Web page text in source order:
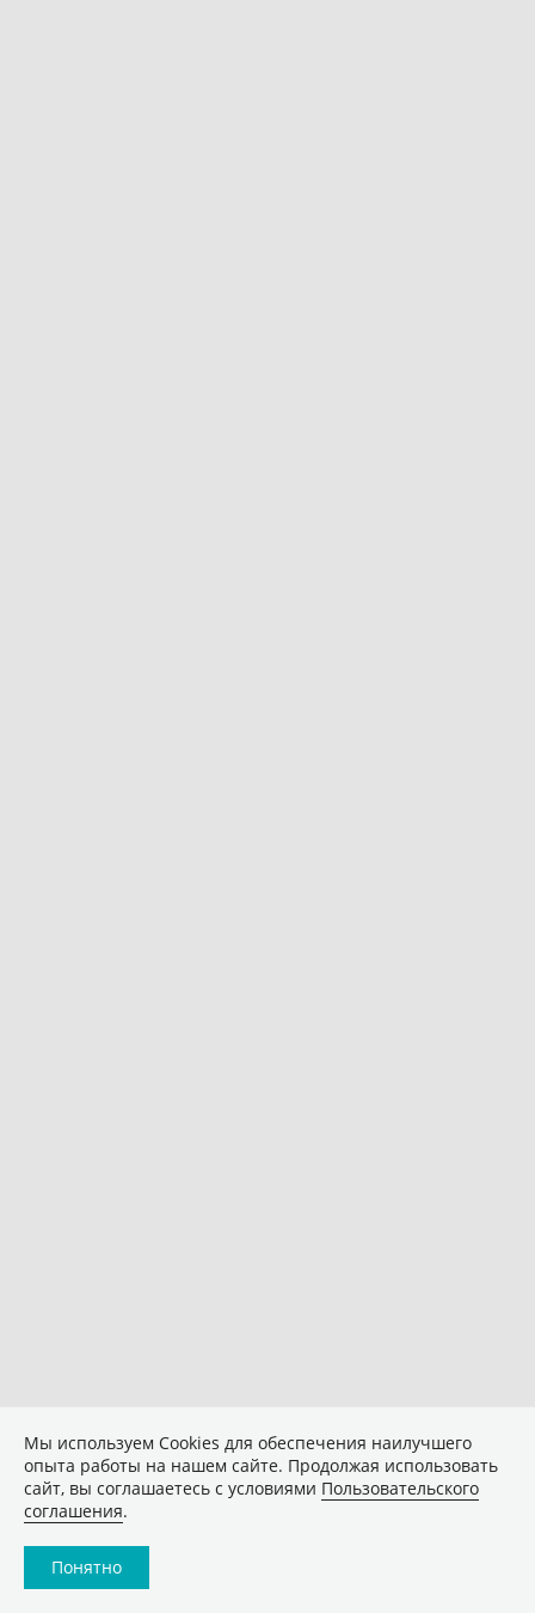
Мы используем Сookies для обеспечения наилучшего
опыта работы на нашем сайте. Продолжая использовать
сайт, вы соглашаетесь с условиями Пользовательского
соглашения.
Понятно